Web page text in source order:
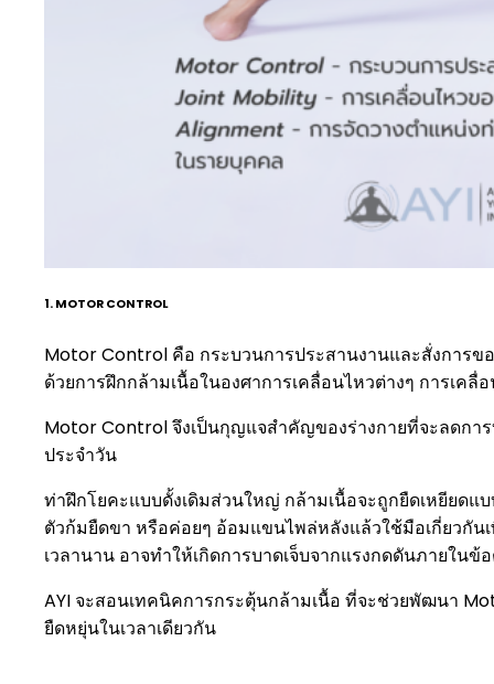
1. MOTOR CONTROL
Motor Control คือ กระบวนการประสานงานและสั่งการ
ด้วยการฝึกกล้ามเนื้อในองศาการเคลื่อนไหวต่างๆ การเค
Motor Control จึงเป็นกุญแจสำคัญของร่างกายที่จะลดกา
ประจำวัน
ท่าฝึกโยคะแบบดั้งเดิมส่วนใหญ่ กล้ามเนื้อจะถูกยืดเหยียด
ตัวก้มยืดขา หรือค่อยๆ อ้อมแขนไพล่หลังแล้วใช้มือเกี่ยวกัน
เวลานาน อาจทำให้เกิดการบาดเจ็บจากแรงกดดันภายใน
AYI จะสอนเทคนิคการกระตุ้นกล้ามเนื้อ ที่จะช่วยพัฒนา
ยืดหยุ่นในเวลาเดียวกัน